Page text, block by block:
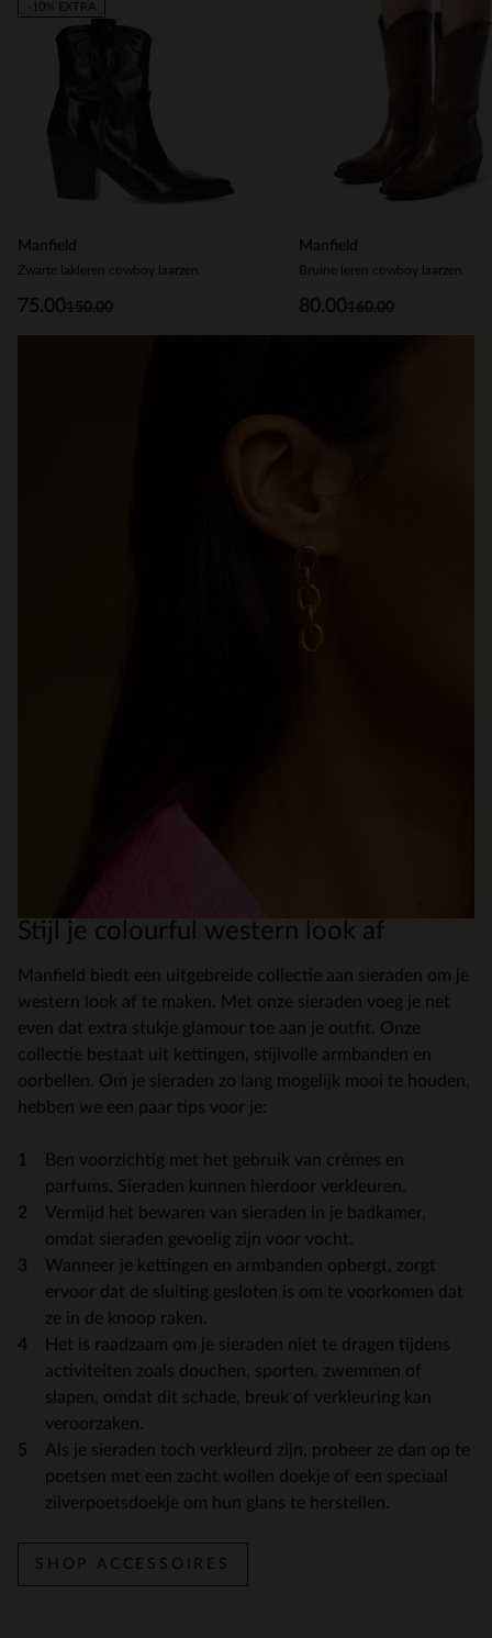
Manfield
Zwarte lakleren cowboy laarzen
150.00
75.00
-10% EXTRA
Manfield
Bruine leren cowboy laarzen
160.00
80.00
Stijl je colourful western look af
Manfield biedt een uitgebreide collectie aan sieraden om je
western look af te maken. Met onze sieraden voeg je net
even dat extra stukje glamour toe aan je outfit. Onze
collectie bestaat uit kettingen, stijlvolle armbanden en
oorbellen. Om je sieraden zo lang mogelijk mooi te houden,
hebben we een paar tips voor je:
Ben voorzichtig met het gebruik van crèmes en
parfums. Sieraden kunnen hierdoor verkleuren.
Vermijd het bewaren van sieraden in je badkamer,
omdat sieraden gevoelig zijn voor vocht.
Wanneer je kettingen en armbanden opbergt, zorgt
ervoor dat de sluiting gesloten is om te voorkomen dat
ze in de knoop raken.
Het is raadzaam om je sieraden niet te dragen tijdens
activiteiten zoals douchen, sporten, zwemmen of
slapen, omdat dit schade, breuk of verkleuring kan
veroorzaken.
Als je sieraden toch verkleurd zijn, probeer ze dan op te
poetsen met een zacht wollen doekje of een speciaal
zilverpoetsdoekje om hun glans te herstellen.
SHOP ACCESSOIRES